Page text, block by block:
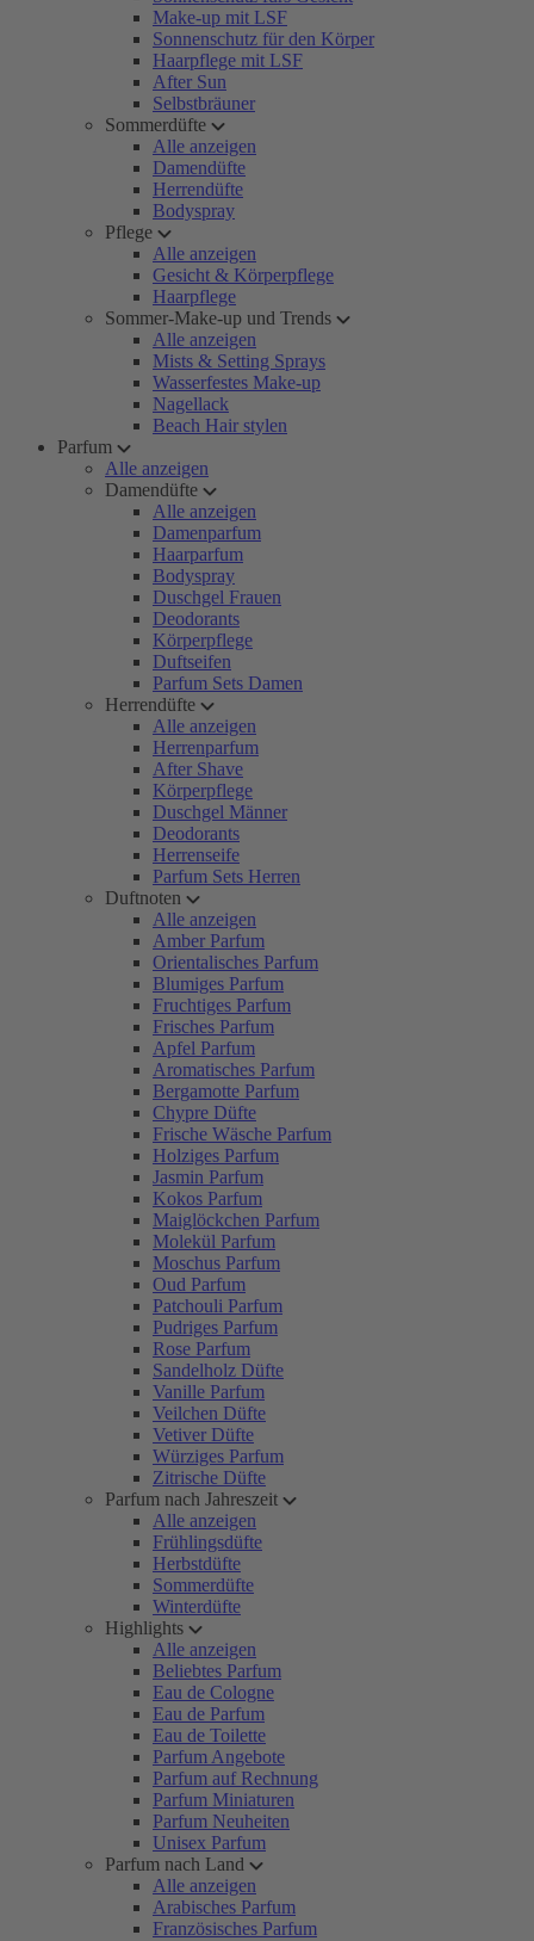
Make-up mit LSF
Sonnenschutz für den Körper
Haarpflege mit LSF
After Sun
Selbstbräuner
Sommerdüfte
Alle anzeigen
Damendüfte
Herrendüfte
Bodyspray
Pflege
Alle anzeigen
Gesicht & Körperpflege
Haarpflege
Sommer-Make-up und Trends
Alle anzeigen
Mists & Setting Sprays
Wasserfestes Make-up
Nagellack
Beach Hair stylen
Parfum
Alle anzeigen
Damendüfte
Alle anzeigen
Damenparfum
Haarparfum
Bodyspray
Duschgel Frauen
Deodorants
Körperpflege
Duftseifen
Parfum Sets Damen
Herrendüfte
Alle anzeigen
Herrenparfum
After Shave
Körperpflege
Duschgel Männer
Deodorants
Herrenseife
Parfum Sets Herren
Duftnoten
Alle anzeigen
Amber Parfum
Orientalisches Parfum
Blumiges Parfum
Fruchtiges Parfum
Frisches Parfum
Apfel Parfum
Aromatisches Parfum
Bergamotte Parfum
Chypre Düfte
Frische Wäsche Parfum
Holziges Parfum
Jasmin Parfum
Kokos Parfum
Maiglöckchen Parfum
Molekül Parfum
Moschus Parfum
Oud Parfum
Patchouli Parfum
Pudriges Parfum
Rose Parfum
Sandelholz Düfte
Vanille Parfum
Veilchen Düfte
Vetiver Düfte
Würziges Parfum
Zitrische Düfte
Parfum nach Jahreszeit
Alle anzeigen
Frühlingsdüfte
Herbstdüfte
Sommerdüfte
Winterdüfte
Highlights
Alle anzeigen
Beliebtes Parfum
Eau de Cologne
Eau de Parfum
Eau de Toilette
Parfum Angebote
Parfum auf Rechnung
Parfum Miniaturen
Parfum Neuheiten
Unisex Parfum
Parfum nach Land
Alle anzeigen
Arabisches Parfum
Französisches Parfum